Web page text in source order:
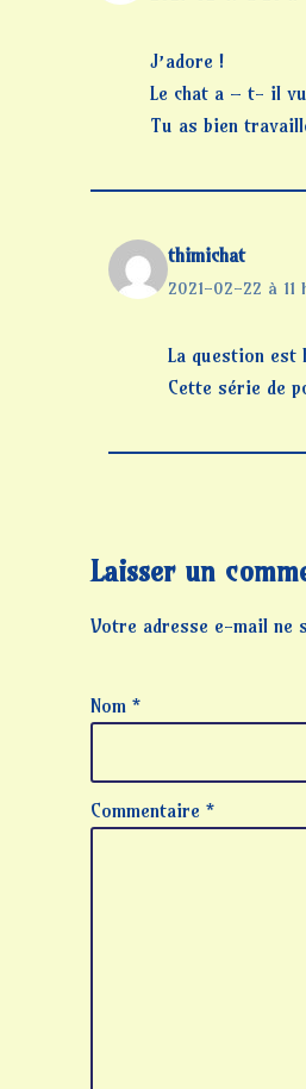
J’adore !
Le chat a – t- il
Tu as bien
thimichat
2021-02-22 à 11
La question est
Cette série de
Laisser un
Votre adresse e-mail ne
Nom *
Commentaire *